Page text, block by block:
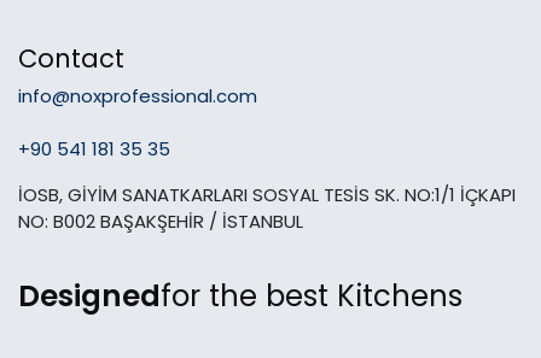
Designedfor the best Kitchens
Contact
info@noxprofessional.com
+90 541 181 35 35
İOSB, GİYİM SANATKARLARI SOSYAL TESİS SK. NO:1/1 İÇKAPI
NO: B002 BAŞAKŞEHİR / İSTANBUL